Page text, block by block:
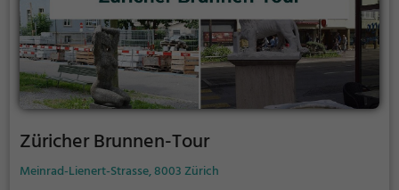
Züricher Brunnen-Tour
Meinrad-Lienert-Strasse, 8003 Zürich